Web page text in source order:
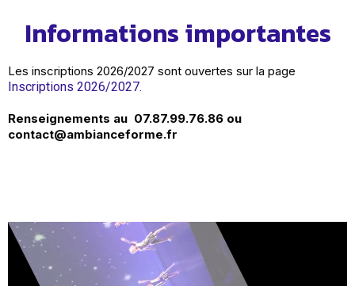
Informations importantes
Les inscriptions 2026/2027 sont ouvertes sur la page
Inscriptions 2026/2027.
Renseignements au 07.87.99.76.86 ou
contact@ambianceforme.fr